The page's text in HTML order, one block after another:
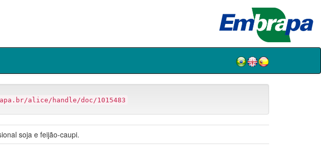
alice/handle/doc/1015483
soja e feijão-caupi.